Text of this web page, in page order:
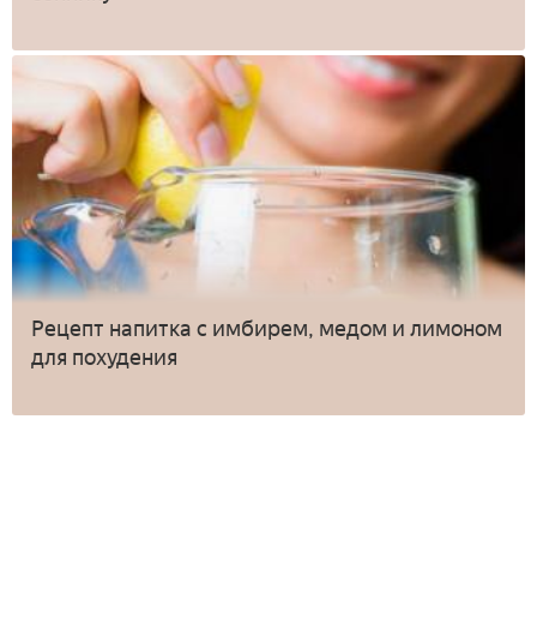
Рецепт напитка с имбирем, медом и лимоном
для похудения